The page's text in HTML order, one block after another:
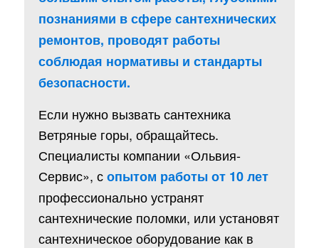
познаниями в сфере сантехнических
ремонтов, проводят работы
соблюдая нормативы и стандарты
безопасности.
Если нужно вызвать сантехника
Ветряные горы, обращайтесь.
Специалисты компании «Ольвия-
Сервис», сопытом работы от 10 лет
профессионально устранят
сантехнические поломки, или установят
сантехническое оборудование как в